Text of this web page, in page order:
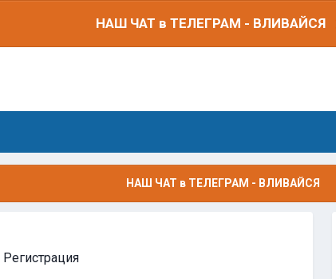
НАШ ЧАТ в ТЕЛЕГРАМ - ВЛИВАЙСЯ
НАШ ЧАТ в ТЕЛЕГРАМ - ВЛИВАЙСЯ
Регистрация